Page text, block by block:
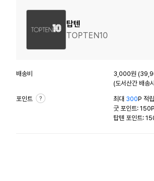
탑텐
TOPTEN10
배송비
3,000원
(도서산간 배송
포인트 최대 300P 적
굿 포인트: 150P
탑텐 포인트: